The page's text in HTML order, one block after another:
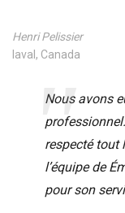
Henri Pelissier
laval, Canada
Nous avons
respecté tout
l’équipe de
pour son